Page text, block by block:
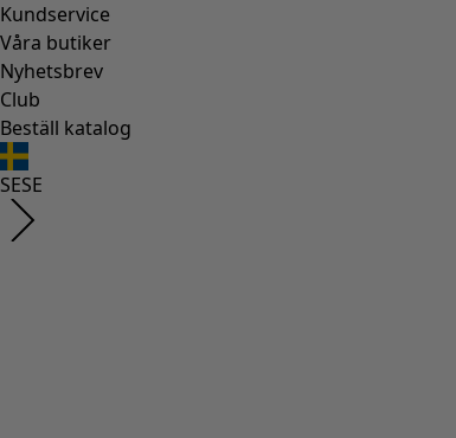
Kundservice
Våra butiker
Nyhetsbrev
Club
Beställ katalog
SESE